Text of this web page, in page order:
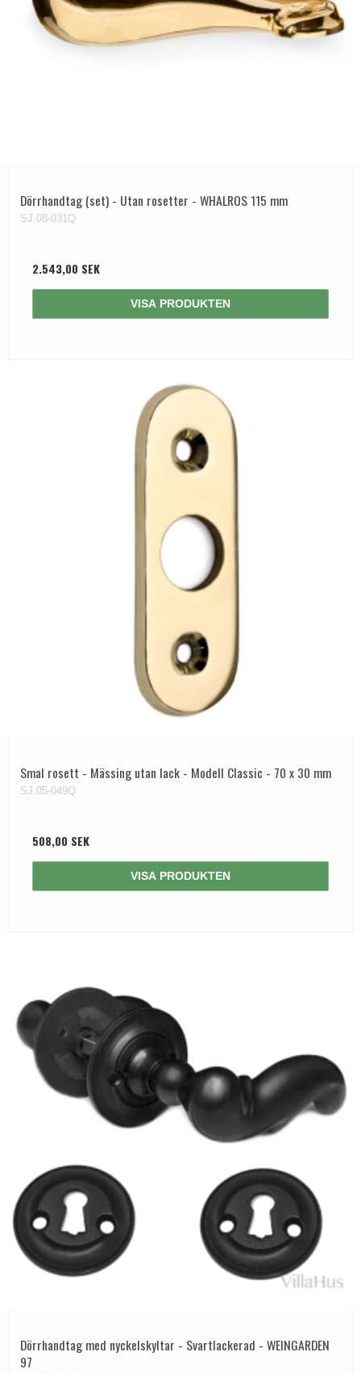
Dörrhandtag (set) - Utan rosetter - WHALROS 115 mm
SJ.08-031Q
2.543,00 SEK
VISA PRODUKTEN
Smal rosett - Mässing utan lack - Modell Classic - 70 x 30 mm
SJ.05-049Q
508,00 SEK
VISA PRODUKTEN
Dörrhandtag med nyckelskyltar - Svartlackerad - WEINGARDEN
97